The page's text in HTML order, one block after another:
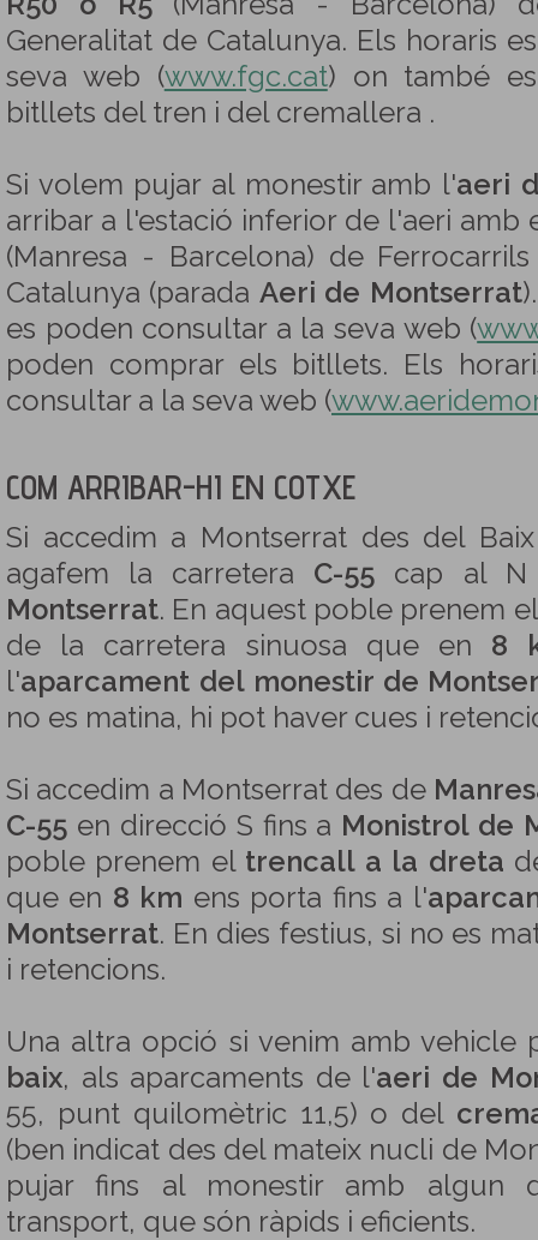
Generalitat de Catalunya. Els horaris
seva web (www.fgc.cat) on també
bitllets del tren i del cremallera .
Si volem pujar al monestir amb l'aeri
arribar a l'estació inferior de l'aeri amb
(Manresa - Barcelona) de
Catalunya (parada Aeri de Montserrat
es poden consultar a la seva web (
poden comprar els bitllets. Els
consultar a la seva web (
COM ARRIBAR-HI EN COTXE
Si accedim a Montserrat des del
agafem la carretera C-55 cap al
Montserrat. En aquest poble prenem
de la carretera sinuosa que en 8
l'aparcament del monestir de
no es matina, hi pot haver cues i
Si accedim a Montserrat des de
C-55 en direcció S fins a Monistrol de
poble prenem el trencall a la dreta
que en 8 km ens porta fins a l'
Montserrat. En dies festius, si no es
i retencions.
Una altra opció si venim amb vehicle
baix, als aparcaments de l'aeri de
55, punt quilomètric 11,5) o del
(ben indicat des del mateix nucli de
pujar fins al monestir amb algun
transport, que són ràpids i eficients.